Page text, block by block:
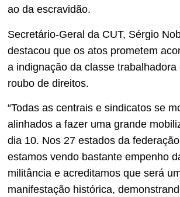
ao da escravidão.
Secretário-Geral da CUT, Sérgio
destacou que os atos prometem
a indignação da classe trabalhadora
roubo de direitos.
“Todas as centrais e sindicatos se
alinhados a fazer uma grande
dia 10. Nos 27 estados da federação
estamos vendo bastante empenho
militância e acreditamos que será
manifestação histórica,